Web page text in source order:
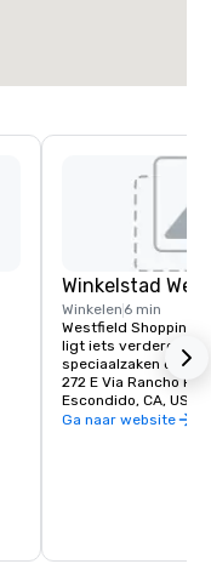
Winkelstad
Winkelen 6 min
Westfield
ligt iets verderop en
speciaalzaken om te
272 E Via Rancho
Escondido, CA, US
Ga naar website